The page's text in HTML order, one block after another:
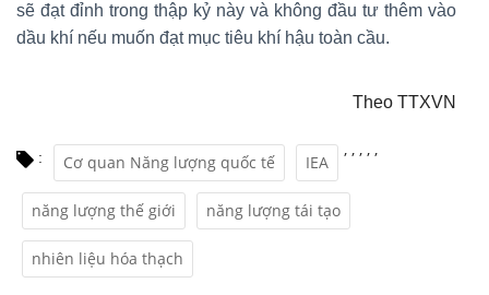
sẽ đạt đỉnh trong thập kỷ này và không đầu tư thêm vào
dầu khí nếu muốn đạt mục tiêu khí hậu toàn cầu.
Theo TTXVN
: Cơ quan Năng lượng quốc tế
,
IEA
,
năng lượng thế giới
,
năng lượng tái tạo
,
nhiên liệu hóa thạch
,